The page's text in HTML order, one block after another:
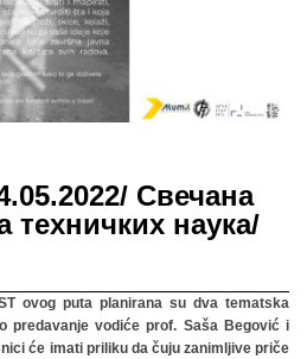
Свечана
техничких наука/
ovog puta planirana su dva tematska
vodiće prof. Saša Begović i
će imati priliku da čuju zanimljive priče